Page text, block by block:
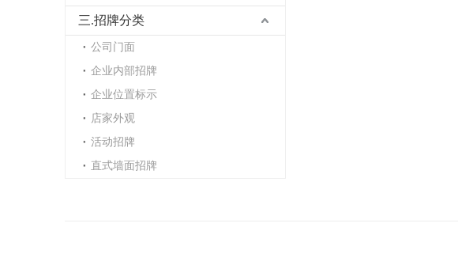
三.招牌分类
公司门面
企业内部招牌
企业位置标示
店家外观
活动招牌
直式墙面招牌